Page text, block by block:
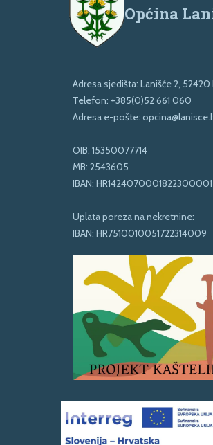
Općina
Adresa sjedišta: Lanišće 2, 52420
Telefon: +385(0)52 661 060
Adresa e-pošte:
OIB: 15350077714
MB: 2543605
IBAN: HR1424070001822300001
Uplata poreza na nekretnine:
IBAN: HR7510010051722314009